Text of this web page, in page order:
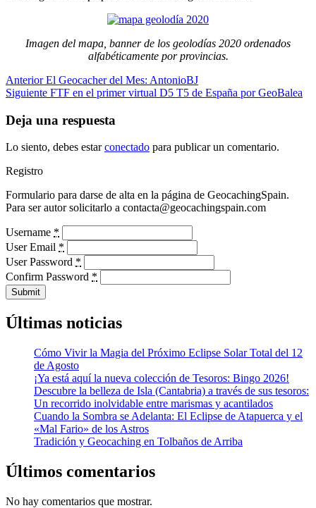
Imagen del mapa, banner de los geolodías 2020 ordenados
alfabéticamente por provincias.
Navegación
de
entradas
Anterior Entrada
anterior:
El Geocacher del Mes: AntonioBJ
Siguiente Entrada
FTF en el primer virtual D5 T5 de España por GeoBalea
Deja una respuesta
Lo siento, debes estarconectado para publicar un comentario.
Registro
Formulario para darse de alta en la página de GeocachingSpain.
Para ser autor solicitarlo a contacta@geocachingspain.com
Username *
User Email *
User Password *
Confirm Password *
Submit
Últimas noticias
Cómo Vivir la Magia del Próximo Eclipse Solar Total del 12
de Agosto
¡Ya está aquí la nueva colección de Tesoros: Bingo 2026!
Descubre la belleza de Isla (Cantabria) a través de sus tesoros:
Un recorrido inolvidable entre marismas y acantilados
Cuando la Sombra se Adelanta: El Eclipse de Atapuerca y el
«Mal Fario» de los Astros
Tradición y Geocaching en Tolbaños de Arriba
Últimos comentarios
No hay comentarios que mostrar.